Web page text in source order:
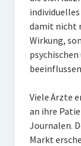
damit nicht
Wirkung,
Viele Ärzte
an ihre
Journalen.
Markt